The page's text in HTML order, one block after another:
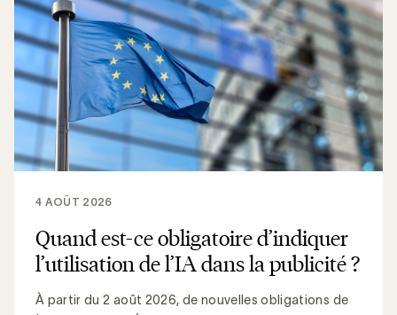
Quand est-ce obligatoire d’indiquer
l’utilisation de l’IA dans la publicité ?
À partir du 2 août 2026, de nouvelles obligations de
4 AOÛT 2026